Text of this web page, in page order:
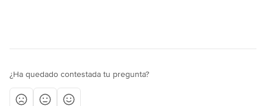
¿Ha quedado contestada tu pregunta?